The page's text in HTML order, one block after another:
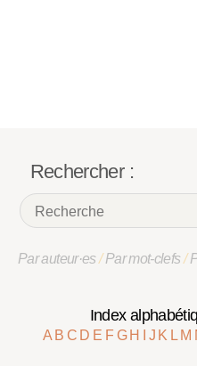
Rechercher :
Par auteur·es/Par mot-clefs/
Index
A B C D E F G H J K L M